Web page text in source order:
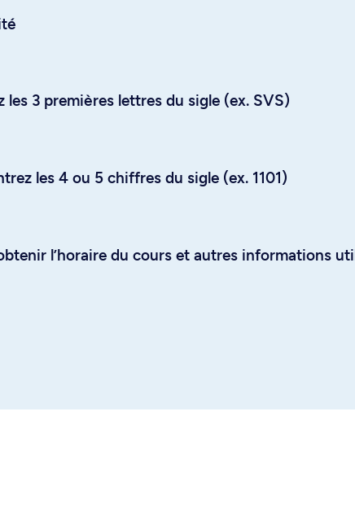
les 3 premières lettres du sigle (ex. SVS)
les 4 ou 5 chiffres du sigle (ex. 1101)
l’horaire du cours et autres informations